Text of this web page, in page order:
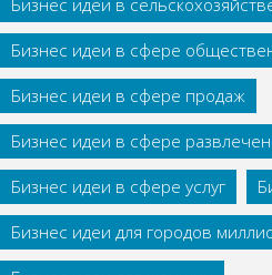
Бизнес идеи в
Бизнес идеи в сфере
Бизнес идеи в сфере продаж
Бизнес идеи в сфере
Бизнес идеи в сфере услуг
Бизнес идеи для городов